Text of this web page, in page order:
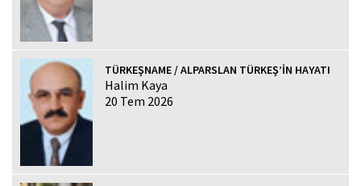
TÜRKEŞNAME / ALPARSLAN TÜRKEŞ’İN HAYATI
Halim Kaya
20 Tem 2026